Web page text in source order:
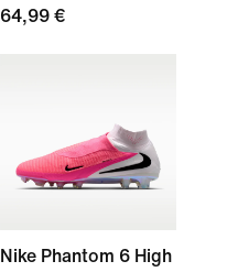
64,99 €
Nike Phantom 6 High